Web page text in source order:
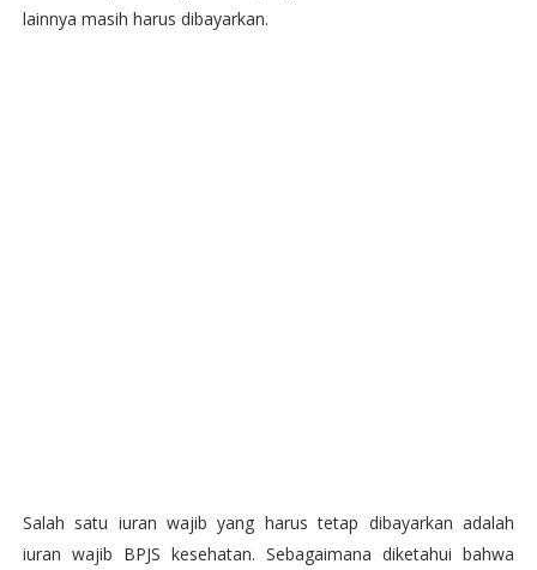
lainnya masih harus dibayarkan.
Salah satu iuran wajib yang harus tetap dibayarkan adalah
iuran wajib BPJS kesehatan. Sebagaimana diketahui bahwa